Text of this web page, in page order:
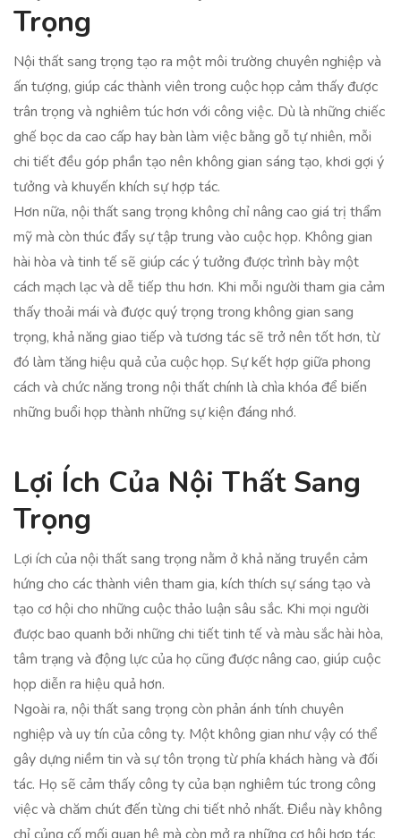
Trọng
Nội thất sang trọng tạo ra một môi trường chuyên nghiệp và
ấn tượng, giúp các thành viên trong cuộc họp cảm thấy được
trân trọng và nghiêm túc hơn với công việc. Dù là những chiếc
ghế bọc da cao cấp hay bàn làm việc bằng gỗ tự nhiên, mỗi
chi tiết đều góp phần tạo nên không gian sáng tạo, khơi gợi ý
tưởng và khuyến khích sự hợp tác.
Hơn nữa, nội thất sang trọng không chỉ nâng cao giá trị thẩm
mỹ mà còn thúc đẩy sự tập trung vào cuộc họp. Không gian
hài hòa và tinh tế sẽ giúp các ý tưởng được trình bày một
cách mạch lạc và dễ tiếp thu hơn. Khi mỗi người tham gia cảm
thấy thoải mái và được quý trọng trong không gian sang
trọng, khả năng giao tiếp và tương tác sẽ trở nên tốt hơn, từ
đó làm tăng hiệu quả của cuộc họp. Sự kết hợp giữa phong
cách và chức năng trong nội thất chính là chìa khóa để biến
những buổi họp thành những sự kiện đáng nhớ.
Lợi Ích Của Nội Thất Sang
Trọng
Lợi ích của nội thất sang trọng nằm ở khả năng truyền cảm
hứng cho các thành viên tham gia, kích thích sự sáng tạo và
tạo cơ hội cho những cuộc thảo luận sâu sắc. Khi mọi người
được bao quanh bởi những chi tiết tinh tế và màu sắc hài hòa,
tâm trạng và động lực của họ cũng được nâng cao, giúp cuộc
họp diễn ra hiệu quả hơn.
Ngoài ra, nội thất sang trọng còn phản ánh tính chuyên
nghiệp và uy tín của công ty. Một không gian như vậy có thể
gây dựng niềm tin và sự tôn trọng từ phía khách hàng và đối
tác. Họ sẽ cảm thấy công ty của bạn nghiêm túc trong công
việc và chăm chút đến từng chi tiết nhỏ nhất. Điều này không